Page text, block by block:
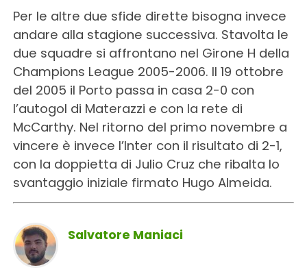
Per le altre due sfide dirette bisogna invece
andare alla stagione successiva. Stavolta le
due squadre si affrontano nel Girone H della
Champions League 2005-2006. Il 19 ottobre
del 2005 il Porto passa in casa 2-0 con
l’autogol di Materazzi e con la rete di
McCarthy. Nel ritorno del primo novembre a
vincere è invece l’Inter con il risultato di 2-1,
con la doppietta di Julio Cruz che ribalta lo
svantaggio iniziale firmato Hugo Almeida.
Salvatore Maniaci